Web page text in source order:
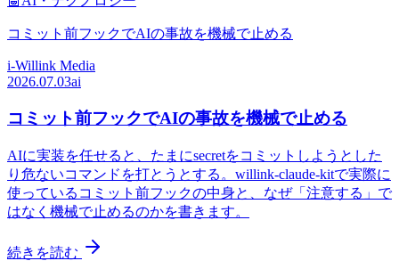
コミット前フックでAIの事故を機械で止める
i-Willink Media
2026.07.03ai
コミット前フックでAIの事故を機械で止める
AIに実装を任せると、たまにsecretをコミットしようとした
り危ないコマンドを打とうとする。willink-claude-kitで実際に
使っているコミット前フックの中身と、なぜ「注意する」で
はなく機械で止めるのかを書きます。
続きを読む